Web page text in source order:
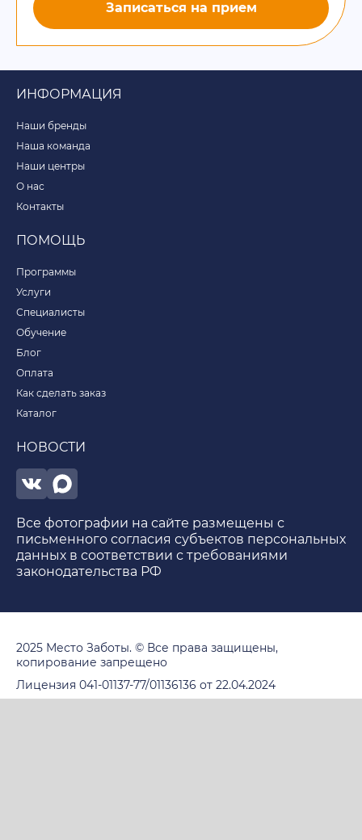
Записаться на прием
ИНФОРМАЦИЯ
Наши бренды
Наша команда
Наши центры
О нас
Контакты
ПОМОЩЬ
Программы
Услуги
Специалисты
Обучение
Блог
Оплата
Как сделать заказ
Каталог
НОВОСТИ
Все фотографии на сайте размещены с
письменного согласия субъектов персональных
данных в соответствии с требованиями
законодательства РФ
2025 Место Заботы. © Все права защищены,
копирование запрещено
Лицензия 041-01137-77/01136136 от 22.04.2024